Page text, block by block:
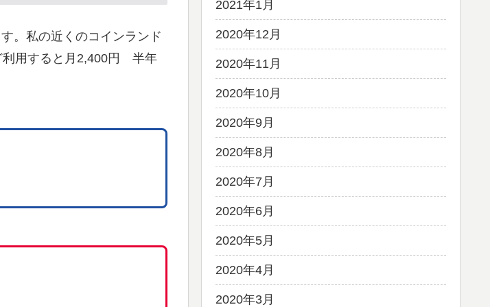
。私の近くのコインランド
利用すると月2,400円 半年
2021年1月
2020年12月
2020年11月
2020年10月
2020年9月
2020年8月
2020年7月
2020年6月
2020年5月
2020年4月
2020年3月